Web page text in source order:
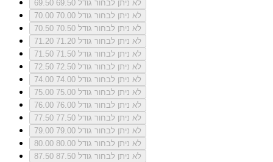
69.50
לא ניתן לבחור גודל 69.50
70.00
לא ניתן לבחור גודל 70.00
70.50
לא ניתן לבחור גודל 70.50
71.20
לא ניתן לבחור גודל 71.20
71.50
לא ניתן לבחור גודל 71.50
72.50
לא ניתן לבחור גודל 72.50
74.00
לא ניתן לבחור גודל 74.00
75.00
לא ניתן לבחור גודל 75.00
76.00
לא ניתן לבחור גודל 76.00
77.50
לא ניתן לבחור גודל 77.50
79.00
לא ניתן לבחור גודל 79.00
80.00
לא ניתן לבחור גודל 80.00
87.50
לא ניתן לבחור גודל 87.50